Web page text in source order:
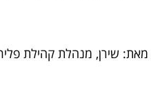
מאת: שירן, מנהלת קהילת